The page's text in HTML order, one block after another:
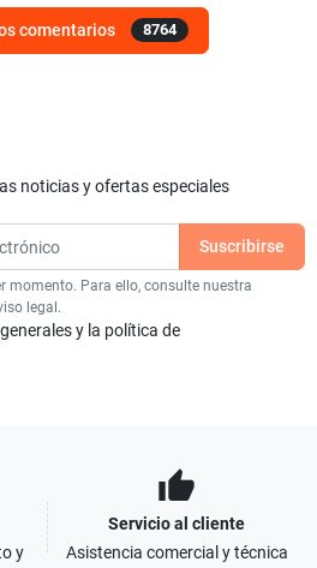
comentarios 8764
noticias y ofertas especiales
momento. Para ello, consulte nuestra
legal.
y la política de
y
thumb_up
Servicio al cliente
Asistencia comercial y técnica